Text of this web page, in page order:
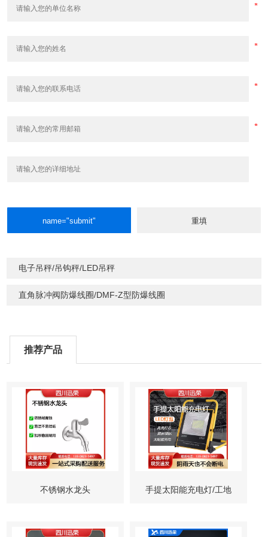
电子吊秤/吊钩秤/LED吊秤
直角脉冲阀防爆线圈/DMF-Z型防爆线圈
推荐产品
不锈钢水龙头 手提太阳能充电灯/工地